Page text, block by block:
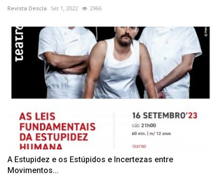
Revista Descla Set 1, 2022 2966
A Estupidez e os Estúpidos e Incertezas entre
Movimentos...